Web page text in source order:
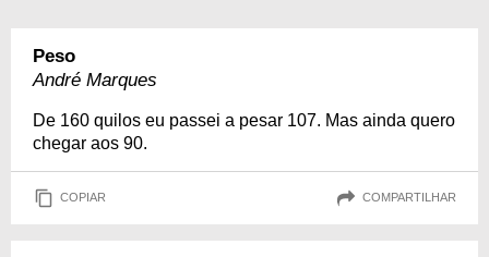
Peso
André Marques
De 160 quilos eu passei a pesar 107. Mas ainda quero
chegar aos 90.
COPIAR COMPARTILHAR